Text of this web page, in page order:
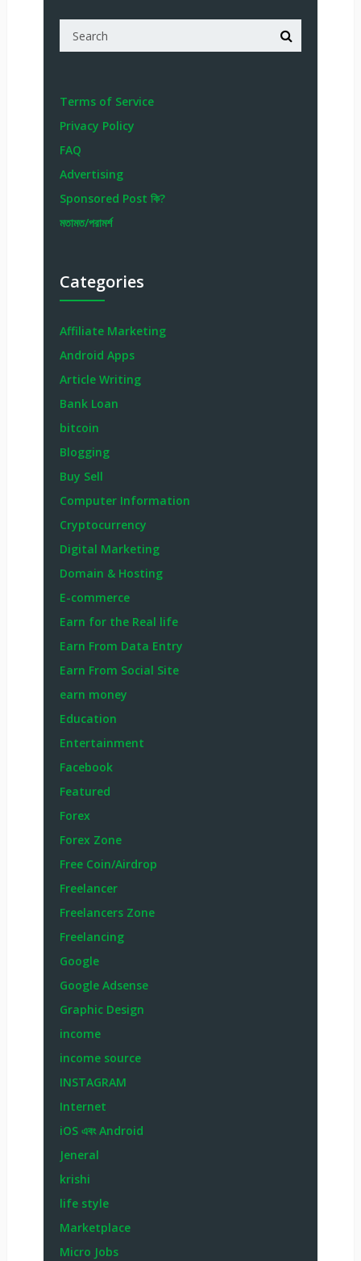
Terms of Service
Privacy Policy
FAQ
Advertising
Sponsored Post কি?
মতামত/পরামর্শ
Categories
Affiliate Marketing
Android Apps
Article Writing
Bank Loan
bitcoin
Blogging
Buy Sell
Computer Information
Cryptocurrency
Digital Marketing
Domain & Hosting
E-commerce
Earn for the Real life
Earn From Data Entry
Earn From Social Site
earn money
Education
Entertainment
Facebook
Featured
Forex
Forex Zone
Free Coin/Airdrop
Freelancer
Freelancers Zone
Freelancing
Google
Google Adsense
Graphic Design
income
income source
INSTAGRAM
Internet
iOS এবং Android
Jeneral
krishi
life style
Marketplace
Micro Jobs